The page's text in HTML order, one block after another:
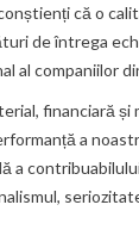
că o
de întrega
al companiilor
financiară și
a